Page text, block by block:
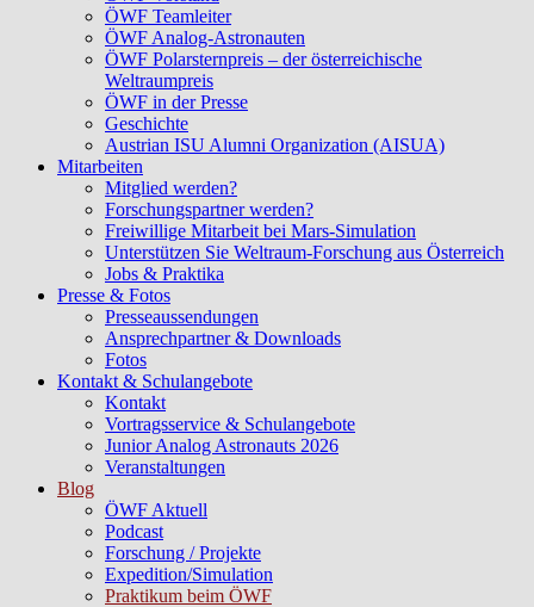
ÖWF Teamleiter
ÖWF Analog-Astronauten
ÖWF Polarsternpreis – der österreichische
Weltraumpreis
ÖWF in der Presse
Geschichte
Austrian ISU Alumni Organization (AISUA)
Mitarbeiten
Mitglied werden?
Forschungspartner werden?
Freiwillige Mitarbeit bei Mars-Simulation
Unterstützen Sie Weltraum-Forschung aus Österreich
Jobs & Praktika
Presse & Fotos
Presseaussendungen
Ansprechpartner & Downloads
Fotos
Kontakt & Schulangebote
Kontakt
Vortragsservice & Schulangebote
Junior Analog Astronauts 2026
Veranstaltungen
Blog
ÖWF Aktuell
Podcast
Forschung / Projekte
Expedition/Simulation
Praktikum beim ÖWF